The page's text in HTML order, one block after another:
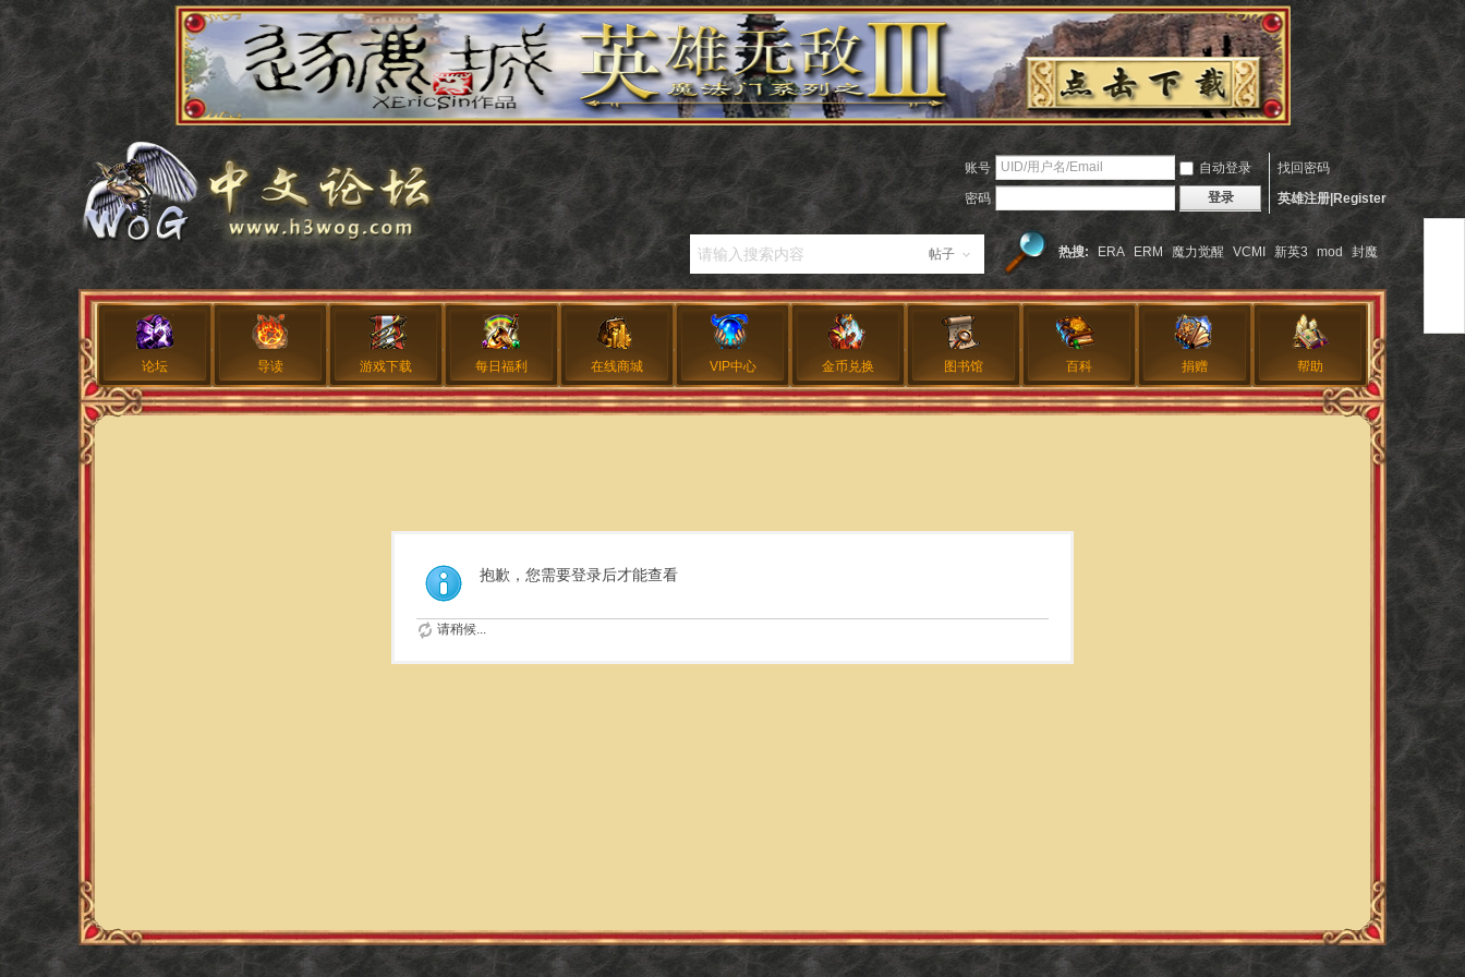
账号 自动登录
找回密码
密码
登录 英雄注册|Register
帖子 热搜: ERA ERM 魔力觉醒 VCMI 新英3 mod 封魔
论坛 导读 游戏下载 每日福利 在线商城 VIP中心 金币兑换 图书馆 百科 捐赠 帮助
抱歉，您需要登录后才能查看
请稍候...